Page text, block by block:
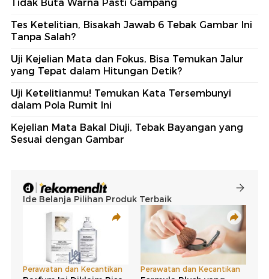
Tidak Buta Warna Pasti Gampang
Tes Ketelitian, Bisakah Jawab 6 Tebak Gambar Ini
Tanpa Salah?
Uji Kejelian Mata dan Fokus, Bisa Temukan Jalur
yang Tepat dalam Hitungan Detik?
Uji Ketelitianmu! Temukan Kata Tersembunyi
dalam Pola Rumit Ini
Kejelian Mata Bakal Diuji, Tebak Bayangan yang
Sesuai dengan Gambar